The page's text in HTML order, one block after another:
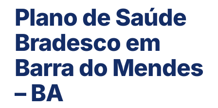
Plano de Saúde
Bradesco em
Barra do Mendes
– BA